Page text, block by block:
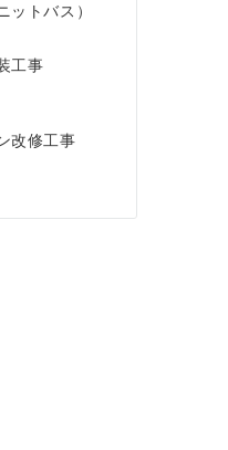
トバス）
工事
改修工事